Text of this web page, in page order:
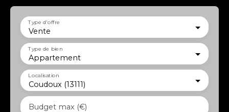
Vente
Type d'offre
Appartement
Type de bien
Coudoux (13111)
Localisation
Budget max (€)